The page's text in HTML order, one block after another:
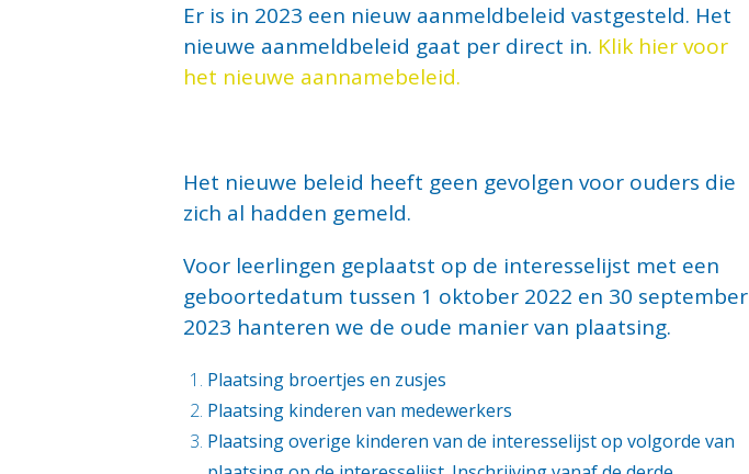
Er is in 2023 een nieuw aanmeldbeleid vastgesteld. Het
nieuwe aanmeldbeleid gaat per direct in. Klik hier voor
het nieuwe aannamebeleid.
Het nieuwe beleid heeft geen gevolgen voor ouders die
zich al hadden gemeld.
Voor leerlingen geplaatst op de interesselijst met een
geboortedatum tussen 1 oktober 2022 en 30 september
2023 hanteren we de oude manier van plaatsing.
Plaatsing broertjes en zusjes
Plaatsing kinderen van medewerkers
Plaatsing overige kinderen van de interesselijst op volgorde van